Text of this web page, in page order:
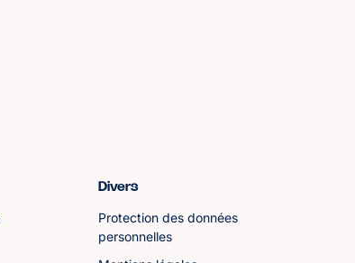
Divers
Protection des données
personnelles